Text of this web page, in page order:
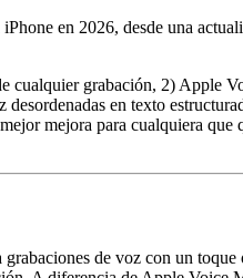
en 2026, desde una
cualquier grabación, 2) Apple
en texto
mejora para cualquiera que
de voz con un